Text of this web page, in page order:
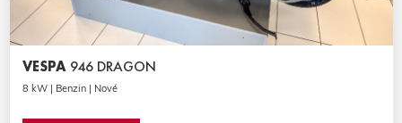
VESPA 946 DRAGON
8 kW | Benzin | Nové